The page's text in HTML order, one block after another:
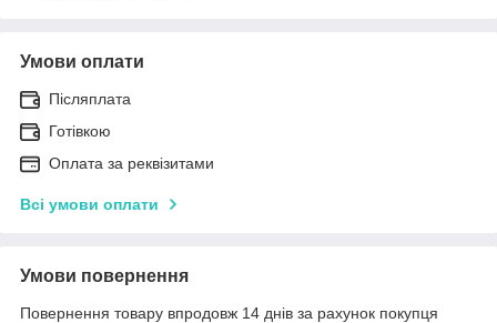
Умови оплати
Післяплата
Готівкою
Оплата за реквізитами
Всі умови оплати
Умови повернення
Повернення товару впродовж 14 днів за рахунок покупця